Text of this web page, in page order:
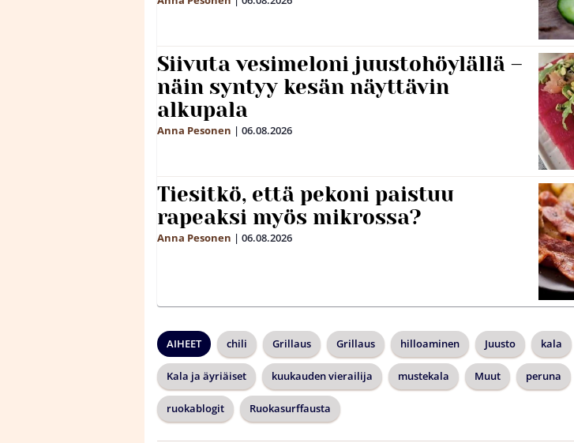
Siivuta vesimeloni juustohöylällä –
näin syntyy kesän näyttävin
alkupala
Anna Pesonen | 06.08.2026
Tiesitkö, että pekoni paistuu
rapeaksi myös mikrossa?
Anna Pesonen | 06.08.2026
AIHEET chili Grillaus Grillaus hilloaminen Juusto kala
Kala ja äyriäiset kuukauden vierailija mustekala Muut peruna
ruokablogit Ruokasurffausta